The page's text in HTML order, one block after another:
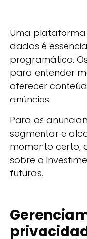
Uma
dados é
programático.
para entender
oferecer
anúncios.
Para os
segmentar e
momento certo,
sobre o
futuras.